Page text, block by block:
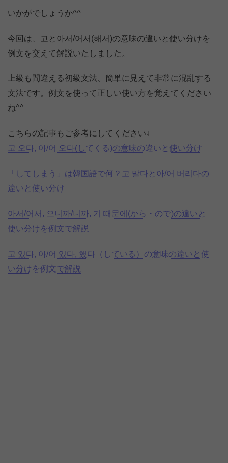
いかがでしょうか^^
今回は、고と아서/어서(해서)の意味の違いと使い分けを
例文を交えて解説いたしました。
上級も間違える初級文法、簡単に見えて非常に混乱する
文法です。例文を使って正しい使い方を覚えてください
ね^^
こちらの記事もご参考にしてください↓
고 오다, 아/어 오다(してくる)の意味の違いと使い分け
「してしまう」は韓国語で何？고 말다と아/어 버리다の
違いと使い分け
아서/어서, 으니까/니까, 기 때문에(から・ので)の違いと
使い分けを例文で解説
고 있다, 아/어 있다, 했다（している）の意味の違いと使
い分けを例文で解説